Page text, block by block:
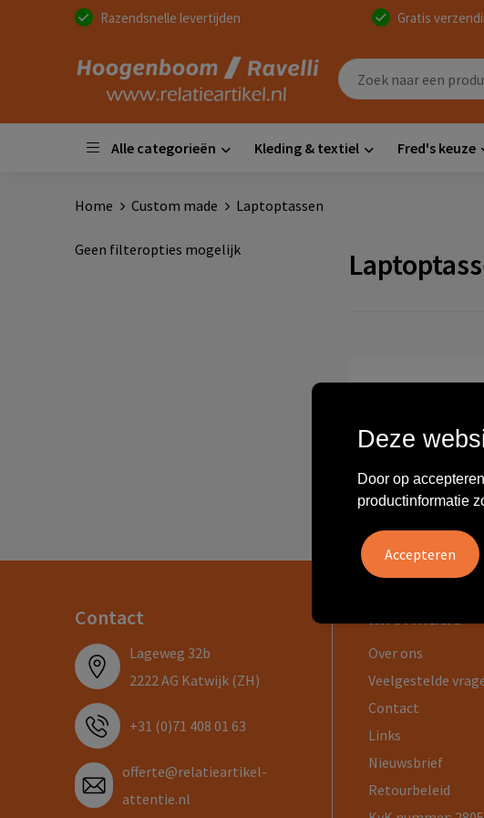
Razendsnelle levertijden Gratis
Alle categorieën Kleding & textiel Fred's keuze
Home Custom made Laptoptassen
Geen filteropties mogelijk
Contact
Lageweg 32b
2222 AG Katwijk (ZH)
+31 (0)71 408 01 63
offerte@relatieartikel-
attentie.nl
Informatie
Over ons
Veelgestelde
Contact
Links
Nieuwsbrief
Retourbeleid
Deze
Door op
productinformatie